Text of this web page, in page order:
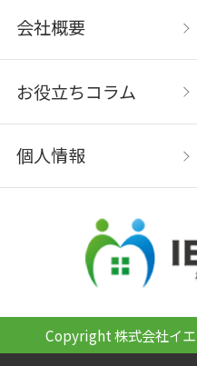
会社概要
お役立ちコラム
個人情報
Copyright 株式会社イ